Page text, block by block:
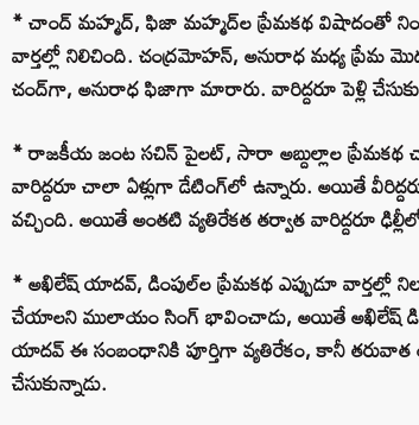
* చాంద్ మహ్మద్, ఫిజా మహ్మద్‌ల ప్రేమకథ విషాదంతో
వార్తల్లో నిలిచింది. చంద్రమోహన్, అనురాధ మధ్య ప్రేమ
చంద్‌గా, అనురాధ ఫిజాగా మారారు. వారిద్దరూ పెళ్లి
* రాజకీయ జంట సచిన్ పైలట్, సారా అబ్దుల్లాల ప్రేమకథ
వారిద్దరూ చాలా ఏళ్లుగా డేటింగ్‌లో ఉన్నారు. అయితే
వచ్చింది. అయితే అంతటి వ్యతిరేకత తర్వాత వారిద్దరూ ఢిల్లీలో
* అఖిలేష్ యాదవ్, డింపుల్‌ల ప్రేమకథ ఎప్పుడూ వార్తల్లో
చేయాలని ములాయం సింగ్ భావించాడు, అయితే అఖిలేష్
యాదవ్ ఈ సంబంధానికి పూర్తిగా వ్యతిరేకం, కానీ
చేసుకున్నాడు.